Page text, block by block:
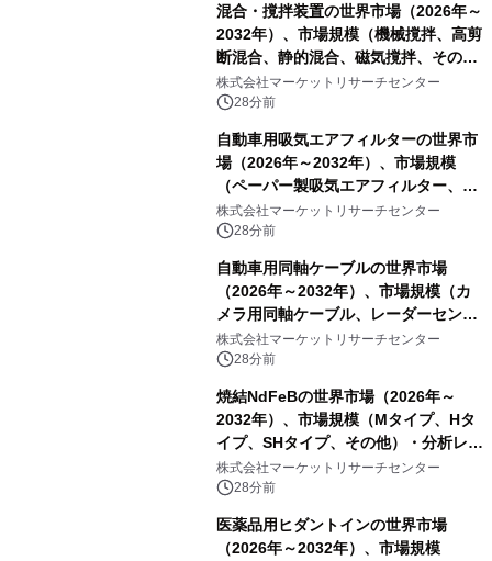
混合・撹拌装置の世界市場（2026年～
2032年）、市場規模（機械撹拌、高剪
断混合、静的混合、磁気撹拌、その
他）・分析レポートを発表
株式会社マーケットリサーチセンター
28分前
自動車用吸気エアフィルターの世界市
場（2026年～2032年）、市場規模
（ペーパー製吸気エアフィルター、ガ
ーゼ製吸気エアフィルター、フォーム
製吸気エアフィルター）・分析レポー
株式会社マーケットリサーチセンター
28分前
自動車用同軸ケーブルの世界市場
（2026年～2032年）、市場規模（カ
メラ用同軸ケーブル、レーダーセンサ
ー用同軸ケーブル、ディスプレイ用同
軸ケーブル、アンテナ用同軸ケーブ
ル）・分析レポートを発表
株式会社マーケットリサーチセンター
28分前
焼結NdFeBの世界市場（2026年～
2032年）、市場規模（Mタイプ、Hタ
イプ、SHタイプ、その他）・分析レポ
ートを発表
株式会社マーケットリサーチセンター
28分前
医薬品用ヒダントインの世界市場
（2026年～2032年）、市場規模